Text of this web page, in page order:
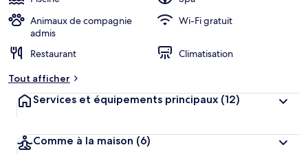
Animaux de compagnie
admis
Wi-Fi gratuit
Restaurant
Climatisation
Tout afficher
Services et équipements principaux (12)
Comme à la maison (6)